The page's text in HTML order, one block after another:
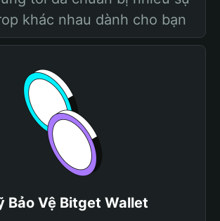
khác nhau dành cho bạn
Bảo Vệ Bitget Wallet